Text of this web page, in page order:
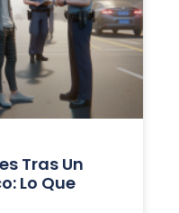
Tras Un
Lo Que